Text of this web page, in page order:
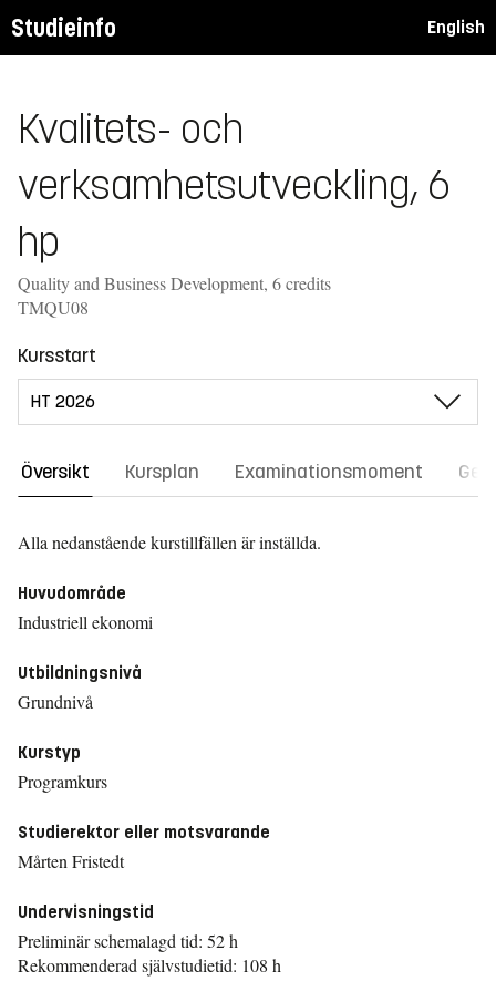
Studieinfo English
Kvalitets- och
verksamhetsutveckling, 6
hp
Quality and Business Development, 6 credits
TMQU08
Kursstart
Översikt Kursplan Examinationsmoment
Alla nedanstående kurstillfällen är inställda.
Huvudområde
Industriell ekonomi
Utbildningsnivå
Grundnivå
Kurstyp
Programkurs
Studierektor eller motsvarande
Mårten Fristedt
Undervisningstid
Preliminär schemalagd tid: 52 h
Rekommenderad självstudietid: 108 h